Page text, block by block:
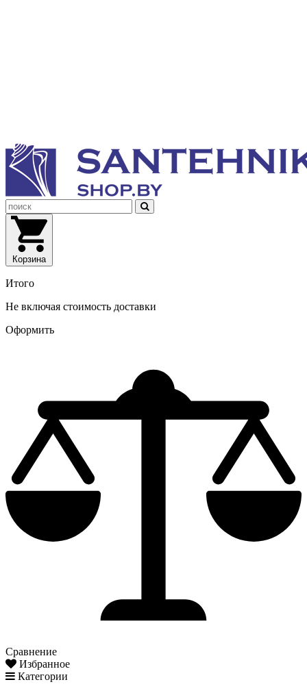
Корзина
Итого
Не включая стоимость доставки
Оформить
Сравнение
Избранное
Категории